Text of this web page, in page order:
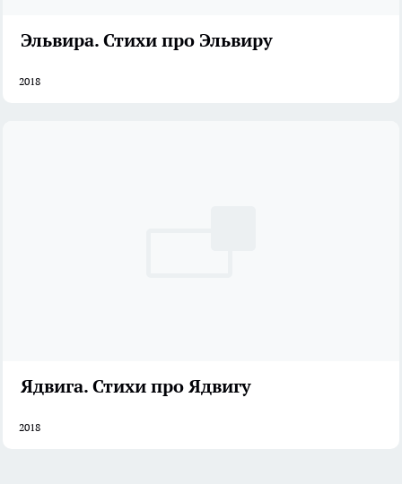
Эльвира. Стихи про Эльвиру
2018
Ядвига. Стихи про Ядвигу
2018